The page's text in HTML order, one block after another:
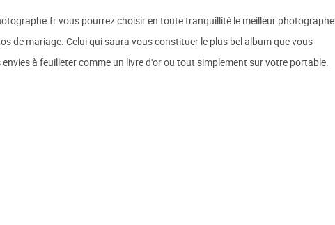
vous pourrez choisir en toute tranquillité le meilleur photographe
de mariage. Celui qui saura vous constituer le plus bel album que vous
à feuilleter comme un livre d'or ou tout simplement sur votre portable.